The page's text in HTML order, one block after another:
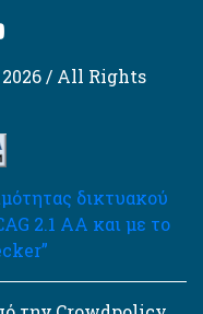
/ All Rights
δικτυακού
2.1 AA και με το